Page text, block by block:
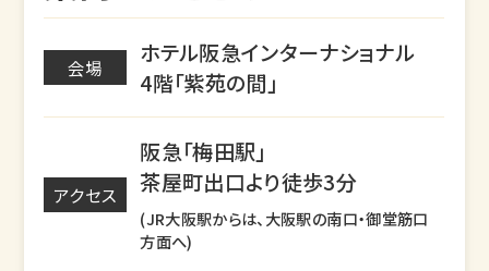
会場
ホテル阪急インターナショナル
4階「紫苑の間」
アクセス
阪急「梅田駅」
茶屋町出口より徒歩3分
(JR大阪駅からは、大阪駅の南口・御堂筋口
方面へ)